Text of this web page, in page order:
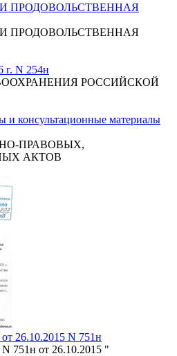
ПРОДОВОЛЬСТВЕННАЯ
ПРОДОВОЛЬСТВЕННАЯ
г. N 254н
РОССИЙСКОЙ
и консультационные материалы
ПРАВОВЫХ,
АКТОВ
26.10.2015 N 751н
751н от 26.10.2015 "